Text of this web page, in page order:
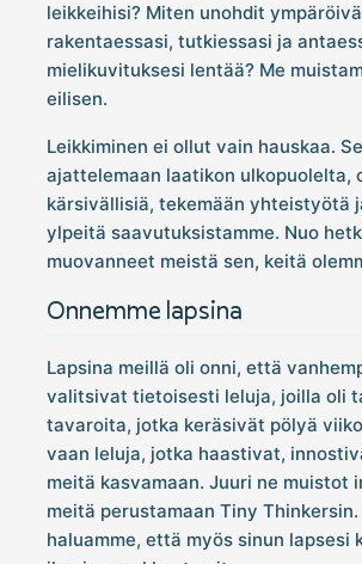
leikkeihisi? Miten unohdit
rakentaessasi, tutkiessasi ja
mielikuvituksesi lentää? Me
eilisen.
Leikkiminen ei ollut vain hauskaa.
ajattelemaan laatikon ulkopuolelta,
kärsivällisiä, tekemään yhteistyötä
ylpeitä saavutuksistamme. Nuo
muovanneet meistä sen, keitä
Onnemme lapsina
Lapsina meillä oli onni, että
valitsivat tietoisesti leluja, joilla oli
tavaroita, jotka keräsivät pölyä
vaan leluja, jotka haastivat,
meitä kasvamaan. Juuri ne muistot
meitä perustamaan Tiny Thinkersin.
haluamme, että myös sinun lapsesi